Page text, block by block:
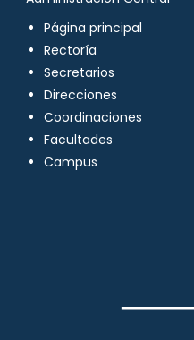
Página principal
Rectoría
Secretarios
Direcciones
Coordinaciones
Facultades
Campus